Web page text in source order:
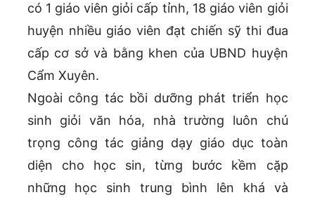
có 1 giáo viên giỏi cấp tỉnh, 18 giáo viên giỏi
huyện nhiều giáo viên đạt chiến sỹ thi đua
cấp cơ sở và bằng khen của UBND huyện
Cẩm Xuyên.
Ngoài công tác bồi dưỡng phát triển học
sinh giỏi văn hóa, nhà trường luôn chú
trọng công tác giảng dạy giáo dục toàn
diện cho học sin, từng bước kềm cặp
những học sinh trung bình lên khá và